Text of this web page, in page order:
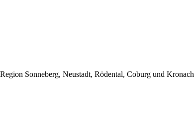
Sonneberg, Neustadt, Rödental, Coburg und Kronach